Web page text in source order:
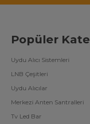
Popüler
Uydu Alıcı Sistemleri
LNB Çeşitleri
Uydu Alıcılar
Merkezi Anten Santralleri
Tv Led Bar